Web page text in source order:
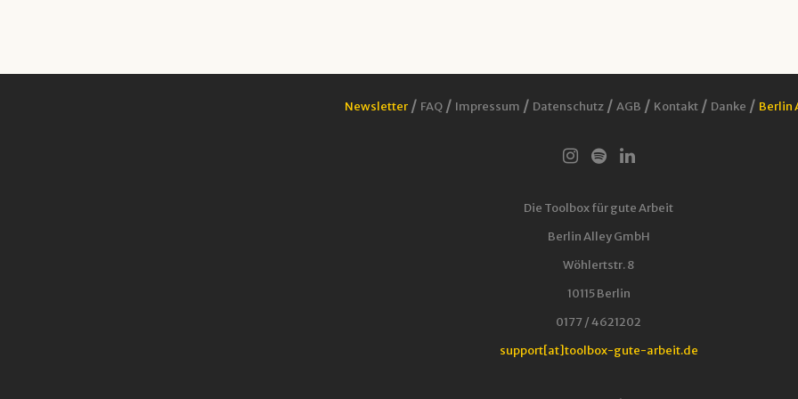
Newsletter/ FAQ/ Impressum / Datenschutz / AGB / Kontakt/ Danke / Berlin
Die Toolbox für gute Arbeit
Berlin Alley GmbH
Wöhlertstr. 8
10115 Berlin
0177 / 4621202
support[at]toolbox-gute-arbeit.de